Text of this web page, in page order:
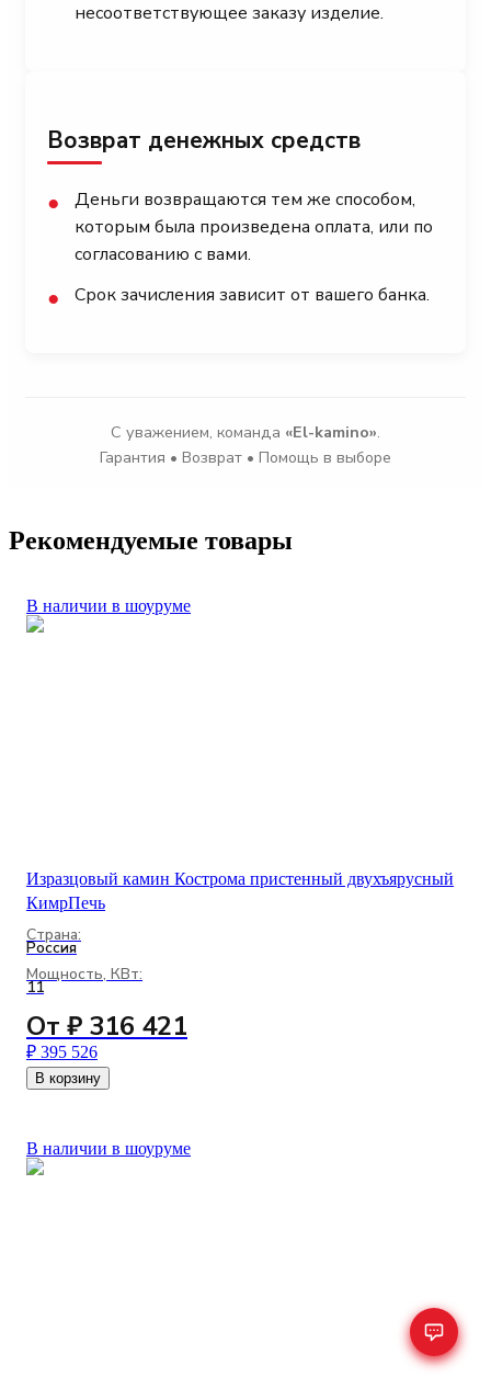
несоответствующее заказу изделие.
Возврат денежных средств
●
Деньги возвращаются тем же способом,
которым была произведена оплата, или по
согласованию с вами.
● Срок зачисления зависит от вашего банка.
С уважением, команда «El-kamino».
Гарантия • Возврат • Помощь в выборе
Рекомендуемые товары
В наличии в шоуруме
Изразцовый камин Кострома пристенный двухъярусный
КимрПечь
Страна:
Россия
Мощность, КВт:
11
От ₽ 316 421
₽ 395 526
В корзину
В наличии в шоуруме